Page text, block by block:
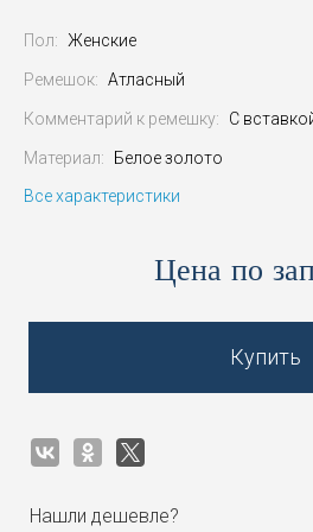
Пол: Женские
Ремешок: Атласный
Комментарий к ремешку: С
Материал:
Белое золото
Все характеристики
Цена по
Купить
Нашли дешевле?